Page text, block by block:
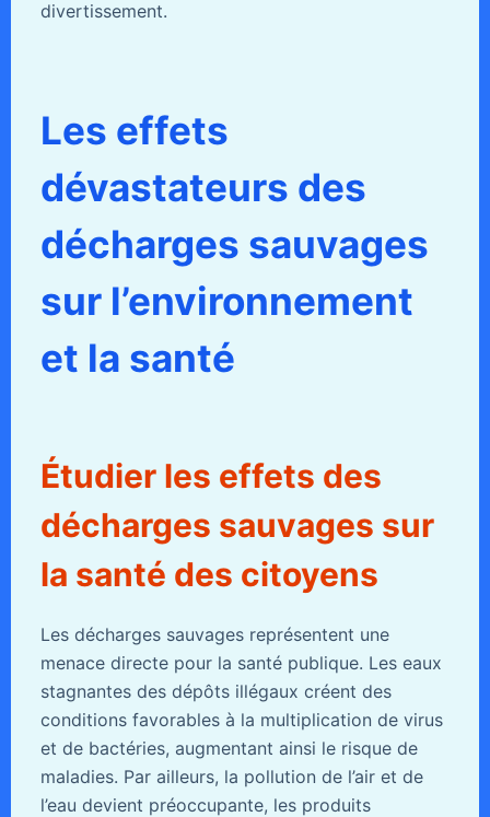
divertissement.
Les effets
dévastateurs des
décharges sauvages
sur l’environnement
et la santé
Étudier les effets des
décharges sauvages sur
la santé des citoyens
Les décharges sauvages représentent une
menace directe pour la santé publique. Les eaux
stagnantes des dépôts illégaux créent des
conditions favorables à la multiplication de virus
et de bactéries, augmentant ainsi le risque de
maladies. Par ailleurs, la pollution de l’air et de
l’eau devient préoccupante, les produits